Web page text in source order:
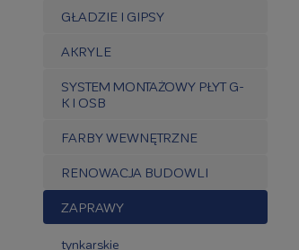
GŁADZIE I GIPSY
AKRYLE
SYSTEM MONTAŻOWY PŁYT G-
K I OSB
FARBY WEWNĘTRZNE
RENOWACJA BUDOWLI
ZAPRAWY
tynkarskie